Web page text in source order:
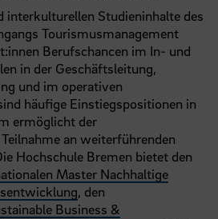
interkulturellen Studieninhalte des
Tourismusmanagement
Berufschancen im In- und
in der Geschäftsleitung,
und im operativen
häufige Einstiegspositionen in
ermöglicht der
an weiterführenden
Hochschule Bremen bietet den
Master Nachhaltige
, den
Business &